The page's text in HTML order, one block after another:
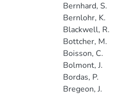
Bernhard, S.
Bernlohr, K.
Blackwell, R.
Bottcher, M.
Boisson, C.
Bolmont, J.
Bordas, P.
Bregeon, J.